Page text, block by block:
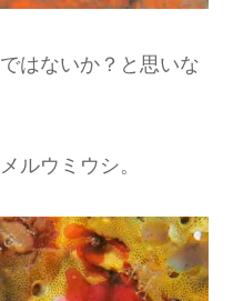
はないか？と思いな
ルウミウシ。